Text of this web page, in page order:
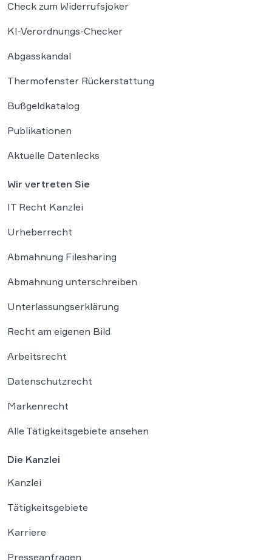
Check zum Widerrufsjoker
KI-Verordnungs-Checker
Abgasskandal
Thermofenster Rückerstattung
Bußgeldkatalog
Publikationen
Aktuelle Datenlecks
Wir vertreten Sie
IT Recht Kanzlei
Urheberrecht
Abmahnung Filesharing
Abmahnung unterschreiben
Unterlassungserklärung
Recht am eigenen Bild
Arbeitsrecht
Datenschutzrecht
Markenrecht
Alle Tätigkeitsgebiete ansehen
Die Kanzlei
Kanzlei
Tätigkeitsgebiete
Karriere
Presseanfragen